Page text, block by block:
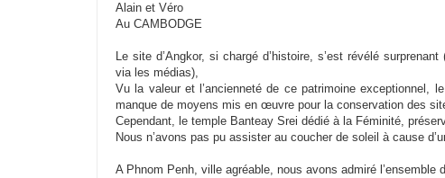
Alain et Véro
Au CAMBODGE
Le site d’Angkor, si chargé d’histoire, s’est révélé
via les médias),
Vu la valeur et l’ancienneté de ce patrimoine exceptionnel,
manque de moyens mis en œuvre pour la conservation des
Cependant, le temple Banteay Srei dédié à la Féminité,
Nous n’avons pas pu assister au coucher de soleil à cause
A Phnom Penh, ville agréable, nous avons admiré l’ensemble